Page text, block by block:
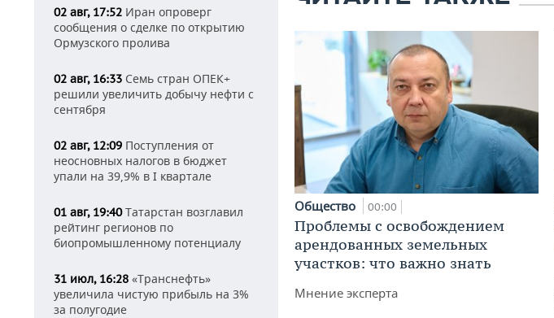
02 авг, 17:52 Иран опроверг
сообщения о сделке по открытию
Ормузского пролива
02 авг, 16:33 Семь стран ОПЕК+
решили увеличить добычу нефти с
сентября
02 авг, 12:09 Поступления от
неосновных налогов в бюджет
упали на 39,9% в I квартале
01 авг, 19:40Татарстан возглавил
рейтинг регионов по
биопромышленному потенциалу
31 июл, 16:28 «Транснефть»
увеличила чистую прибыль на 3%
за полугодие
Общество 00:00
Проблемы с освобождением
арендованных земельных
участков: что важно знать
Мнение эксперта